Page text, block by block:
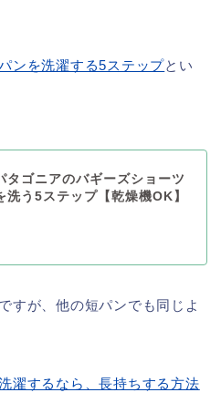
ンを洗濯する5ステップとい
タゴニアのバギーズショーツ
洗う5ステップ【乾燥機OK】
すが、他の短パンでも同じよ
濯するなら、長持ちする方法